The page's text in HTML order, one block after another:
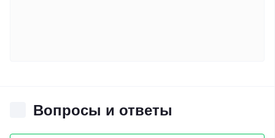
Вопросы и ответы